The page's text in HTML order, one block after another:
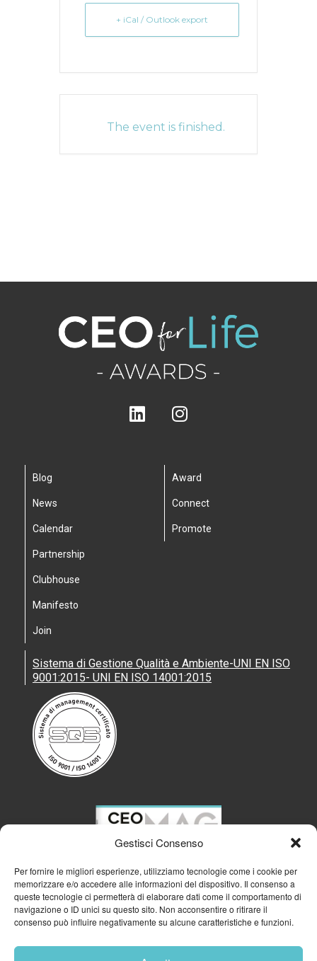
Gestisci Consenso
Per fornire le migliori esperienze, utilizziamo tecnologie come i cookie per
memorizzare e/o accedere alle informazioni del dispositivo. Il consenso a
queste tecnologie ci permetterà di elaborare dati come il comportamento di
navigazione o ID unici su questo sito. Non acconsentire o ritirare il
consenso può influire negativamente su alcune caratteristiche e funzioni.
+ iCal / Outlook export
The event is finished.
Blog
News
Calendar
Partnership
Clubhouse
Manifesto
Join
Award
Connect
Promote
Sistema di Gestione Qualità e Ambiente-UNI EN ISO
9001:2015- UNI EN ISO 14001:2015